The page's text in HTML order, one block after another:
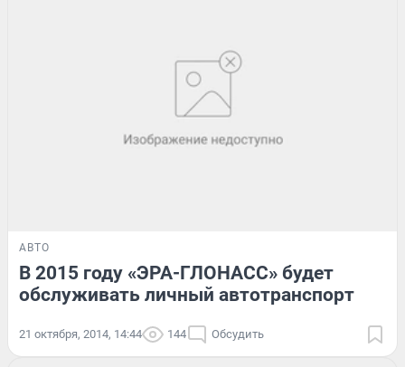
АВТО
В 2015 году «ЭРА-ГЛОНАСС» будет
обслуживать личный автотранспорт
21 октября, 2014, 14:44 144 Обсудить